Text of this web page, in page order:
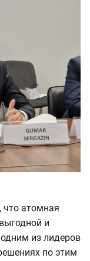
что атомная
и
из лидеров
по этим